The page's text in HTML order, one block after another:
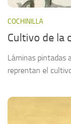
COCHINILLA
Cultivo de la
Láminas pintadas
reprentan el